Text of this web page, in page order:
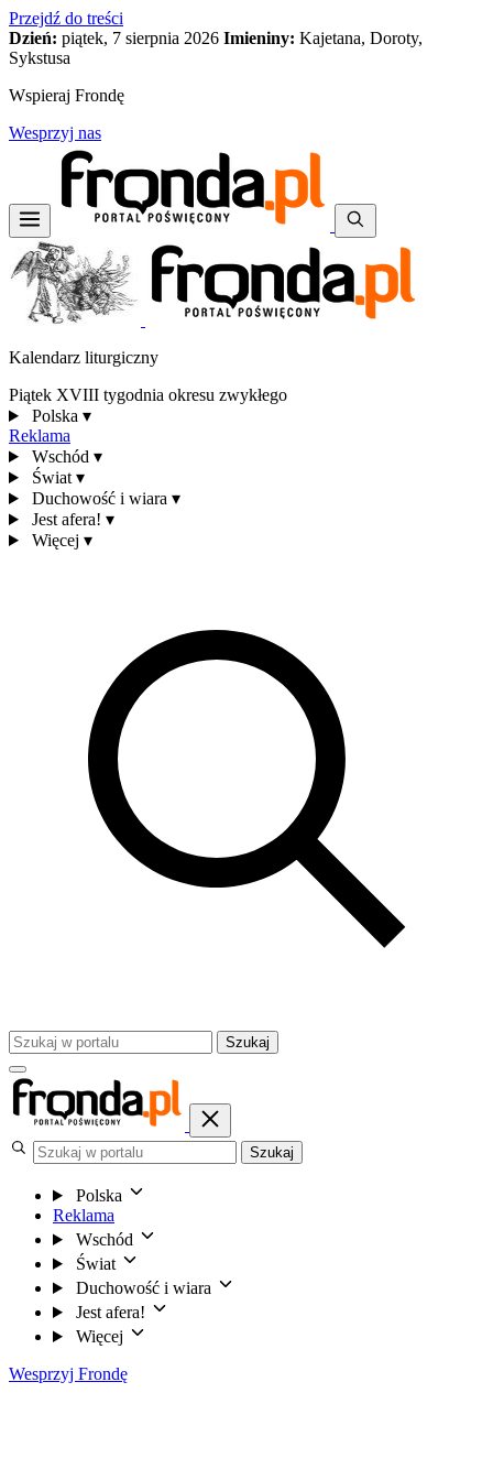
Przejdź do treści
Dzień: piątek, 7 sierpnia 2026 Imieniny: Kajetana, Doroty,
Sykstusa
Wspieraj Frondę
Wesprzyj nas
Kalendarz liturgiczny
Piątek XVIII tygodnia okresu zwykłego
Polska ▾
Reklama
Wschód ▾
Świat ▾
Duchowość i wiara ▾
Jest afera! ▾
Więcej ▾
Szukaj
Szukaj
Polska
Reklama
Wschód
Świat
Duchowość i wiara
Jest afera!
Więcej
Wesprzyj Frondę